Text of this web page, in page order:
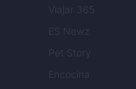
Viajar 365
ES Newz
Pet Story
Encocina